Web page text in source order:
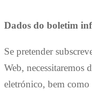
Dados do boletim
Se pretender
Web, necessitaremos
eletrónico, bem